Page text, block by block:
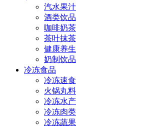
汽水果汁
酒类饮品
咖啡奶茶
茶叶抹茶
健康养生
奶制饮品
冷冻食品
冷冻速食
火锅丸料
冷冻水产
冷冻肉类
冷冻蔬果